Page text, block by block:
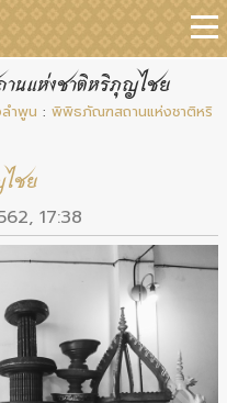
นแห่งชาติหริภุญไชย
ลำพูน : พิพิธภัณฑสถานแห่งชาติหริ
ชย
17:38